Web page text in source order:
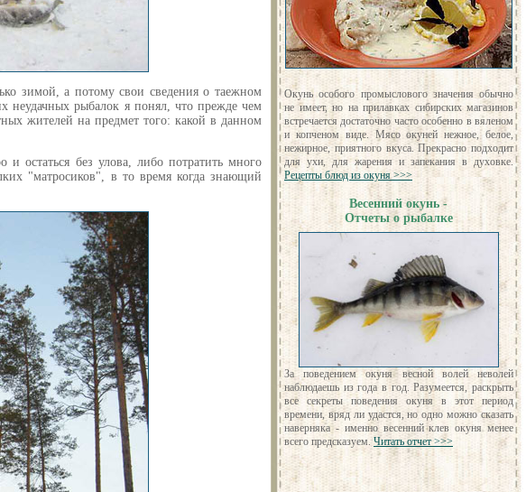
зимой, а потому свои сведения о таежном
неудачных рыбалок я понял, что прежде чем
жителей на предмет того: какой в данном
остаться без улова, либо потратить много
"матросиков", в то время когда знающий
Окунь особого промыслового значения обычно
не имеет, но на прилавках сибирских магазинов
встречается достаточно часто особенно в вяленом
и копченом виде. Мясо окуней нежное, белое,
нежирное, приятного вкуса. Прекрасно подходит
для ухи, для жарения и запекания в духовке.
Рецепты блюд из окуня >>>
Весенний окунь -
Отчеты о рыбалке
За поведением окуня весной волей неволей
наблюдаешь из года в год. Разумеется, раскрыть
все секреты поведения окуня в этот период
времени, вряд ли удастся, но одно можно сказать
наверняка - именно весенний клев окуня менее
всего предсказуем.Читать отчет >>>